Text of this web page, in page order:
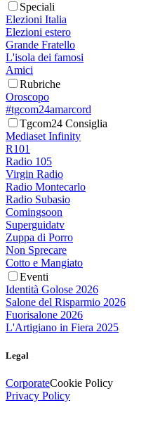
Speciali
Elezioni Italia
Elezioni estero
Grande Fratello
L'isola dei famosi
Amici
Rubriche
Oroscopo
#tgcom24amarcord
Tgcom24 Consiglia
Mediaset Infinity
R101
Radio 105
Virgin Radio
Radio Montecarlo
Radio Subasio
Comingsoon
Superguidatv
Zuppa di Porro
Non Sprecare
Cotto e Mangiato
Eventi
Identità Golose 2026
Salone del Risparmio 2026
Fuorisalone 2026
L'Artigiano in Fiera 2025
Legal
CorporateCookie Policy
Privacy Policy